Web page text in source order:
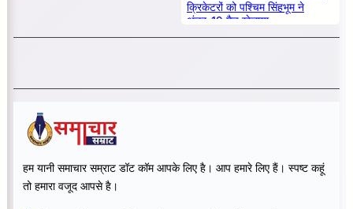
क्रिकेटरों को पश्चिम सिंहभूम ने
अंडर-19 मैच खेलाया
हम यानी समाचार सम्राट डॉट कॉम आपके लिए है। आप हमारे लिए हैं। स्पष्ट कहूं
तो हमारा वजूद आपसे है।